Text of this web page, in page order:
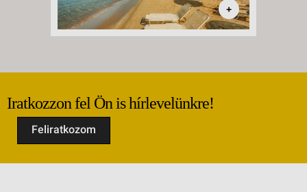
+
Iratkozzon fel Ön is hírlevelünkre!
Feliratkozom